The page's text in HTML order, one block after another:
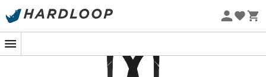
Letní akce 🔥 -5 % EXTRA při nákupu 2 produktů* s kódem